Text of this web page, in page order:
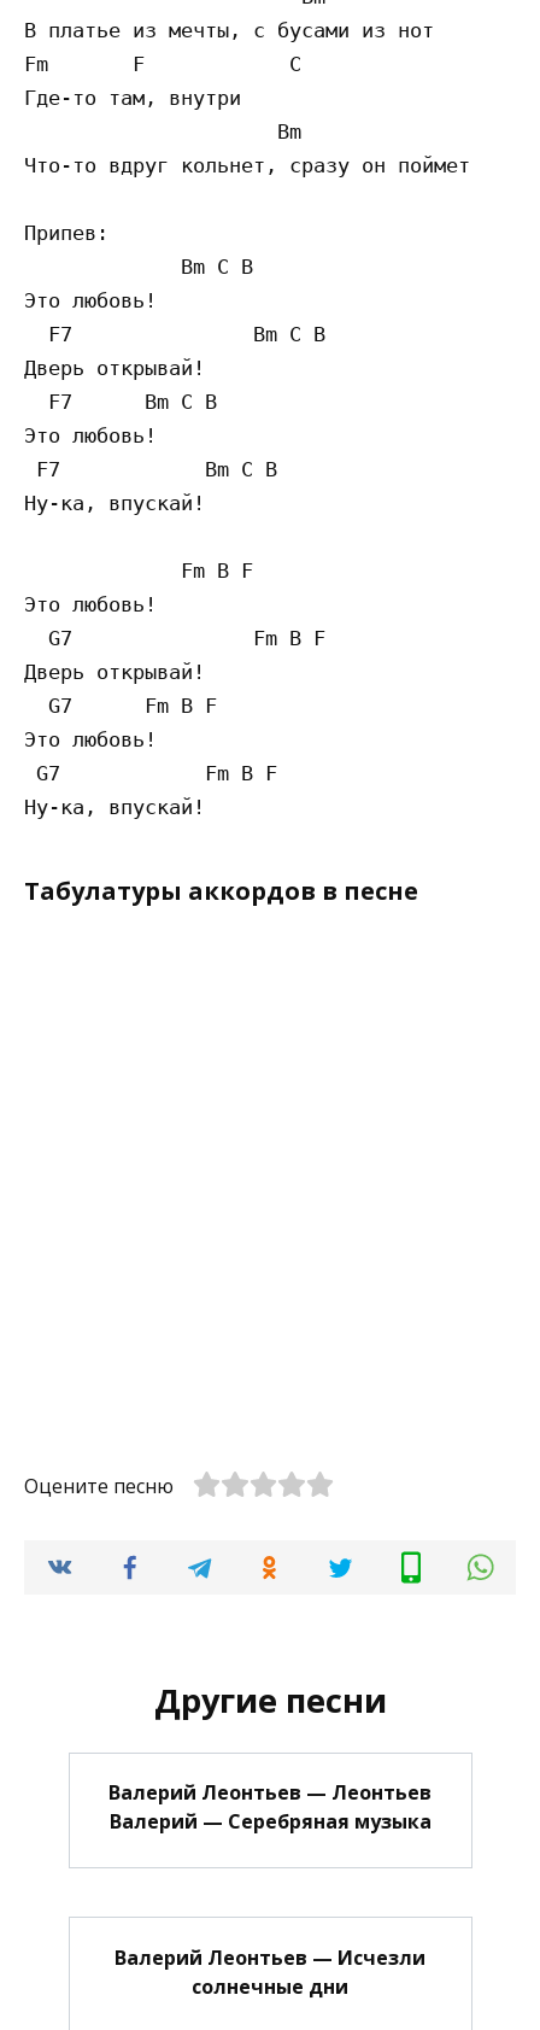
В платьe из мечты, с бусами из нот
Fm       F            C
Где-то там, внутри
Bm
Что-то вдруг кольнет, сразу он поймет
Припев:
             Bm C B
Это любовь!
  F7               Bm C B
Дверь открывай!
  F7      Bm C B
Это любовь!
F7            Bm C B
Ну-ка, впускай!
             Fm B F
Это любовь!
  G7               Fm B F
Дверь открывай!
  G7      Fm B F
Это любовь!
G7            Fm B F
Табулатуры аккордов в песне
Оцените песню
Другие песни
Валерий Леонтьев — Леонтьев
Валерий — Серебряная музыка
Валерий Леонтьев — Исчезли
солнечные дни